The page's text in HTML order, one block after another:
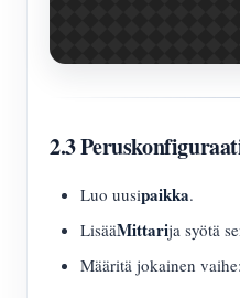
2.3
Luo uusipaikka.
LisääMittarija syötä
Määritä jokainen vaihe: